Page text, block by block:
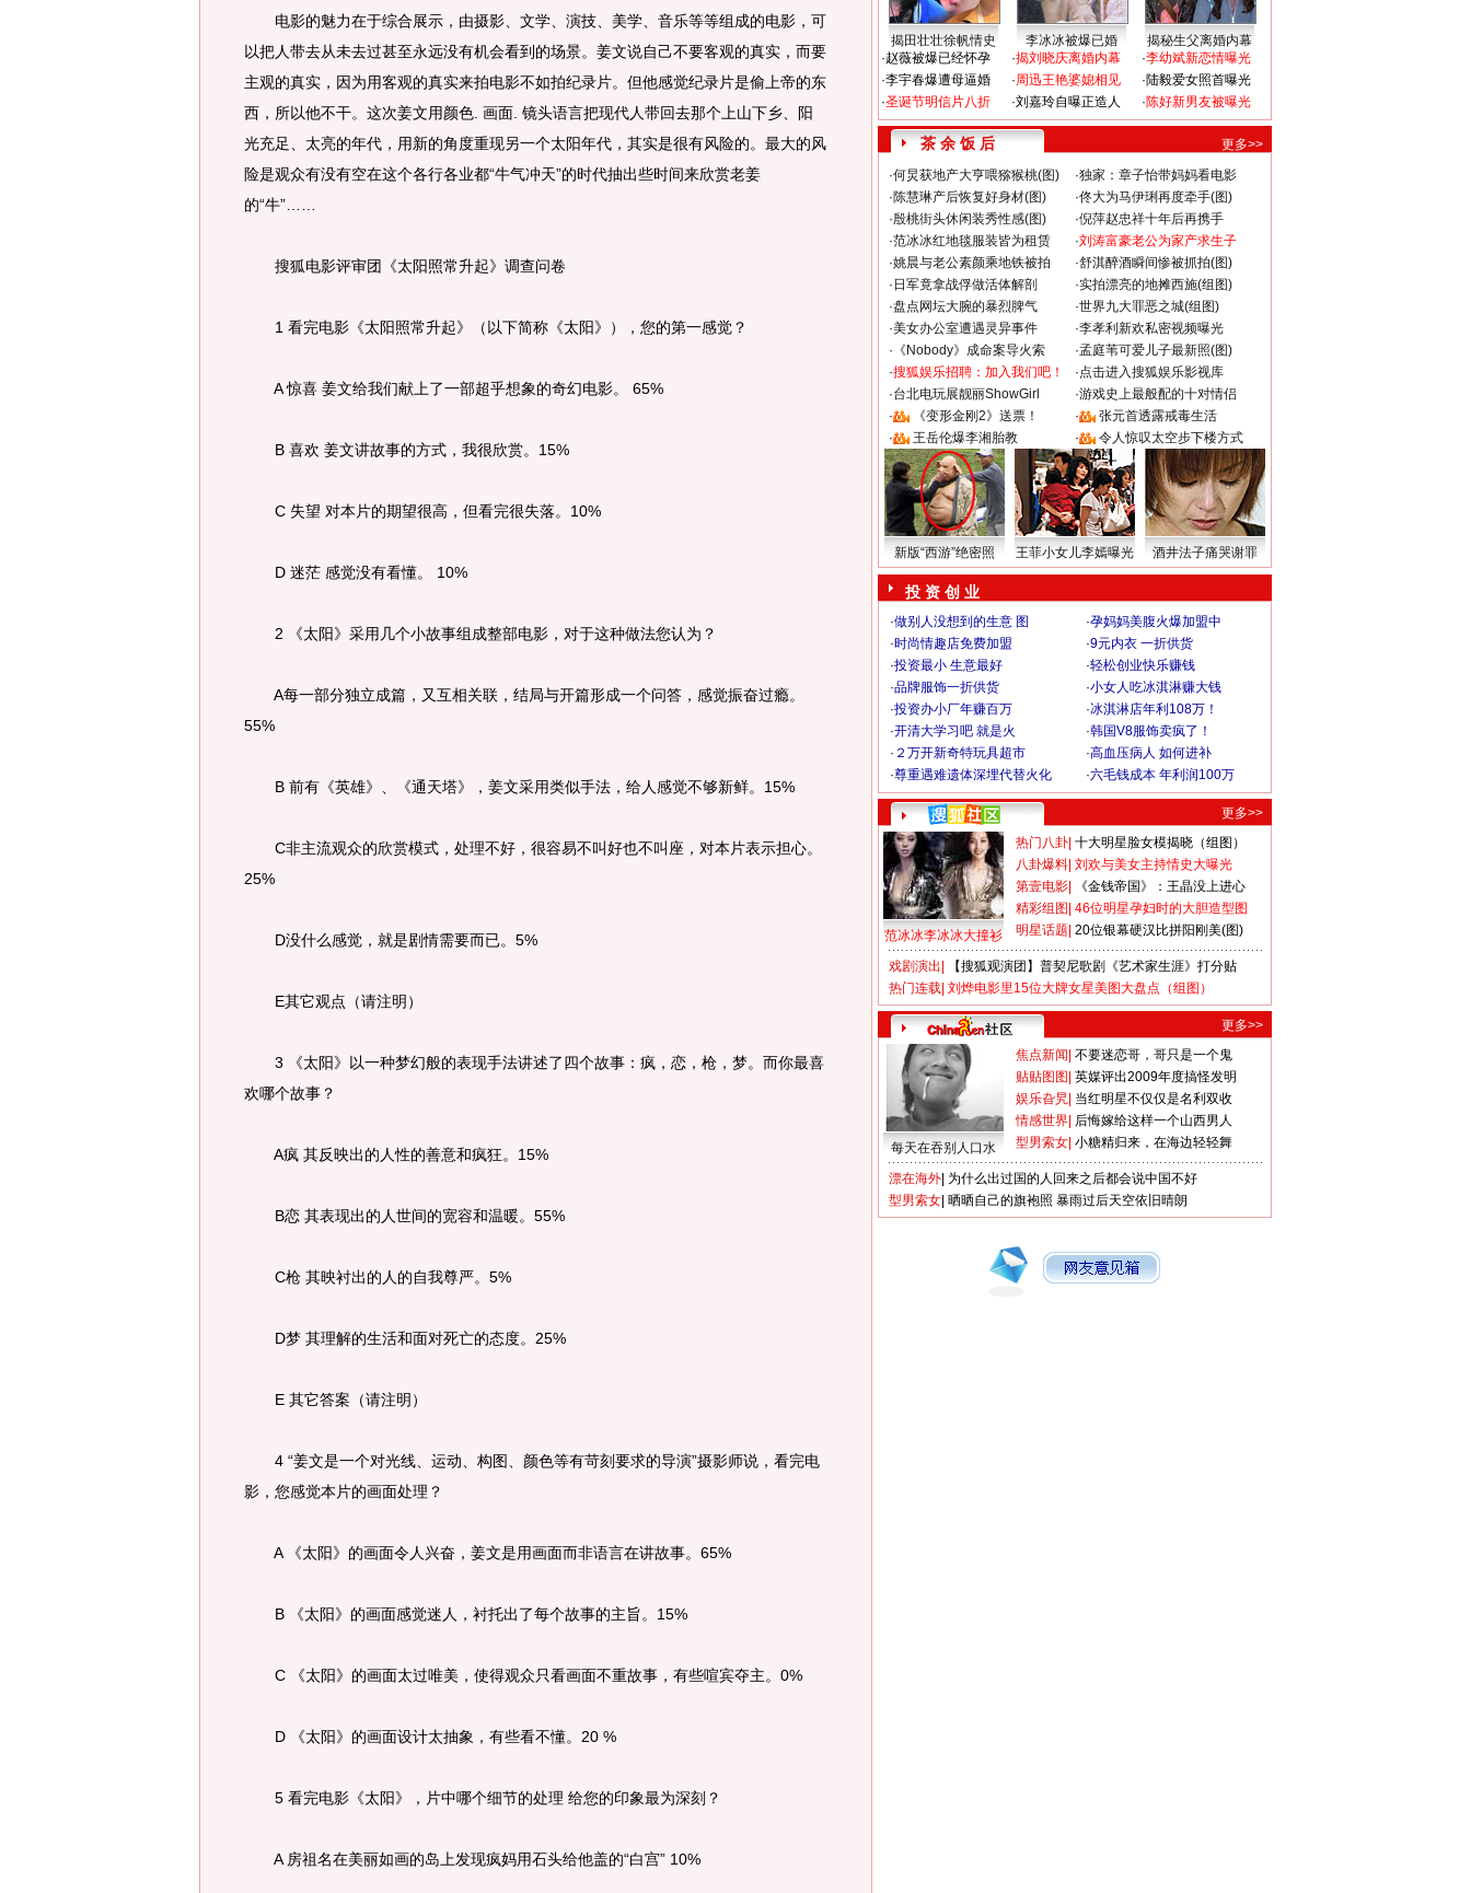
电影的魅力在于综合展示，由摄影、文学、演技、美学、音乐等等组成的电影，可
以把人带去从未去过甚至永远没有机会看到的场景。姜文说自己不要客观的真实，而要
主观的真实，因为用客观的真实来拍电影不如拍纪录片。但他感觉纪录片是偷上帝的东
西，所以他不干。这次姜文用颜色. 画面. 镜头语言把现代人带回去那个上山下乡、阳
光充足、太亮的年代，用新的角度重现另一个太阳年代，其实是很有风险的。最大的风
险是观众有没有空在这个各行各业都“牛气冲天”的时代抽出些时间来欣赏老姜
的“牛”……
搜狐电影评审团《太阳照常升起》调查问卷
1 看完电影《太阳照常升起》（以下简称《太阳》），您的第一感觉？
A 惊喜 姜文给我们献上了一部超乎想象的奇幻电影。 65%
B 喜欢 姜文讲故事的方式，我很欣赏。15%
C 失望 对本片的期望很高，但看完很失落。10%
D 迷茫 感觉没有看懂。 10%
2 《太阳》采用几个小故事组成整部电影，对于这种做法您认为？
A每一部分独立成篇，又互相关联，结局与开篇形成一个问答，感觉振奋过瘾。
55%
B 前有《英雄》、《通天塔》，姜文采用类似手法，给人感觉不够新鲜。15%
C非主流观众的欣赏模式，处理不好，很容易不叫好也不叫座，对本片表示担心。
25%
D没什么感觉，就是剧情需要而已。5%
E其它观点（请注明）
3 《太阳》以一种梦幻般的表现手法讲述了四个故事：疯，恋，枪，梦。而你最喜
欢哪个故事？
A疯 其反映出的人性的善意和疯狂。15%
B恋 其表现出的人世间的宽容和温暖。55%
C枪 其映衬出的人的自我尊严。5%
D梦 其理解的生活和面对死亡的态度。25%
E 其它答案（请注明）
4 “姜文是一个对光线、运动、构图、颜色等有苛刻要求的导演”摄影师说，看完电
影，您感觉本片的画面处理？
A 《太阳》的画面令人兴奋，姜文是用画面而非语言在讲故事。65%
B 《太阳》的画面感觉迷人，衬托出了每个故事的主旨。15%
C 《太阳》的画面太过唯美，使得观众只看画面不重故事，有些喧宾夺主。0%
D 《太阳》的画面设计太抽象，有些看不懂。20 %
5 看完电影《太阳》，片中哪个细节的处理 给您的印象最为深刻？
A 房祖名在美丽如画的岛上发现疯妈用石头给他盖的“白宫” 10%
揭田壮壮徐帆情史 李冰冰被爆已婚
揭秘生父离婚内幕
·赵薇被爆已经怀孕
·李宇春爆遭母逼婚
·圣诞节明信片八折
·揭刘晓庆离婚内幕
·周迅王艳婆媳相见
·刘嘉玲自曝正造人
·李幼斌新恋情曝光
·陆毅爱女照首曝光
·陈好新男友被曝光
茶 余 饭 后
更多>>
·何炅获地产大亨喂猕猴桃(图) ·独家：章子怡带妈妈看电影
·陈慧琳产后恢复好身材(图) ·佟大为马伊琍再度牵手(图)
·殷桃街头休闲装秀性感(图) ·倪萍赵忠祥十年后再携手
·范冰冰红地毯服装皆为租赁 ·刘涛富豪老公为家产求生子
·姚晨与老公素颜乘地铁被拍 ·舒淇醉酒瞬间惨被抓拍(图)
· 日军竟拿战俘做活体解剖 ·实拍漂亮的地摊西施(组图)
·盘点网坛大腕的暴烈脾气 ·世界九大罪恶之城(组图)
·美女办公室遭遇灵异事件 ·李孝利新欢私密视频曝光
· 《Nobody》成命案导火索 ·孟庭苇可爱儿子最新照(图)
·搜狐娱乐招聘：加入我们吧！ ·点击进入搜狐娱乐影视库
·台北电玩展靓丽ShowGirl ·游戏史上最般配的十对情侣
·
《变形金刚2》送票！ ·
张元首透露戒毒生活
·
王岳伦爆李湘胎教 · 令人惊叹太空步下楼方式
新版“西游”绝密照 王菲小女儿李嫣曝光 酒井法子痛哭谢罪
投 资 创 业
·做别人没想到的生意 图 ·孕妈妈美腹火爆加盟中
·时尚情趣店免费加盟 ·9元内衣 一折供货
·投资最小 生意最好 ·轻松创业快乐赚钱
·品牌服饰一折供货 ·小女人吃冰淇淋赚大钱
·投资办小厂年赚百万 ·冰淇淋店年利108万！
·开清大学习吧 就是火 ·韩国V8服饰卖疯了！
· ２万开新奇特玩具超市 ·高血压病人 如何进补
·尊重遇难遗体深埋代替火化 ·六毛钱成本 年利润100万
更多>>
范冰冰李冰冰大撞衫
热门八卦 十大明星脸女模揭晓（组图）
八卦爆料 刘欢与美女主持情史大曝光
第壹电影
《金钱帝国》：王晶没上进心
精彩组图 46位明星孕妇时的大胆造型图
明星话题 20位银幕硬汉比拼阳刚美(图)
戏剧演出
【搜狐观演团】普契尼歌剧《艺术家生涯》打分贴
热门连载 刘烨电影里15位大牌女星美图大盘点（组图）
更多>>
每天在吞别人口水
焦点新闻 不要迷恋哥，哥只是一个鬼
贴贴图图 英媒评出2009年度搞怪发明
娱乐旮旯 当红明星不仅仅是名利双收
情感世界 后悔嫁给这样一个山西男人
型男索女 小糖精归来，在海边轻轻舞
漂在海外 为什么出过国的人回来之后都会说中国不好
型男索女 晒晒自己的旗袍照 暴雨过后天空依旧晴朗